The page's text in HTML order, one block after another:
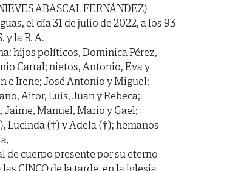
ABASCAL FERNÁNDEZ)
el día 31 de julio de 2022, a los 93
y la B. A.
hijos políticos, Dominica Pérez,
Carral; nietos, Antonio, Eva y
e Irene; José Antonio y Miguel;
Aitor, Luis, Juan y Rebeca;
Jaime, Manuel, Mario y Gael;
Lucinda (†) y Adela (†); hemanos
de cuerpo presente por su eterno
CINCO de la tarde, en la iglesia